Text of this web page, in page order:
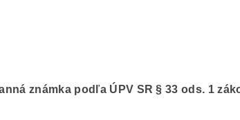
známka podľa ÚPV SR § 33 ods. 1